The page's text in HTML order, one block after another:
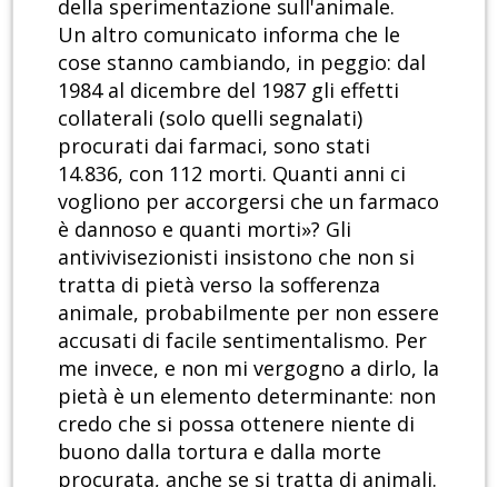
della sperimentazione sull'animale.
Un altro comunicato informa che le
cose stanno cambiando, in peggio: dal
1984 al dicembre del 1987 gli effetti
collaterali (solo quelli segnalati)
procurati dai farmaci, sono stati
14.836, con 112 morti. Quanti anni ci
vogliono per accorgersi che un farmaco
è dannoso e quanti morti»? Gli
antivivisezionisti insistono che non si
tratta di pietà verso la sofferenza
animale, probabilmente per non essere
accusati di facile sentimentalismo. Per
me invece, e non mi vergogno a dirlo, la
pietà è un elemento determinante: non
credo che si possa ottenere niente di
buono dalla tortura e dalla morte
procurata, anche se si tratta di animali.